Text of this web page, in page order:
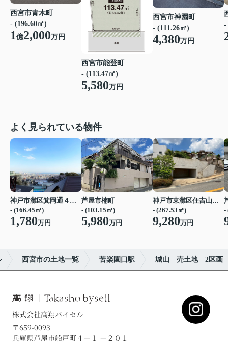
西宮市青木町
- (196.60㎡)
1億2,000万円
西宮市能登町
- (113.47㎡)
5,580万円
西宮市神園町
- (111.26㎡)
4,380万円
-
よく見られている物件
神戸市灘区箕岡通４丁目
- (166.45㎡)
1,780万円
芦屋市楠町
- (103.15㎡)
5,980万円
神戸市東灘区住吉山手４丁目
- (267.53㎡)
9,280万円
-
西宮市の土地一覧 苦楽園口駅 城山 売土地 2区画
株式会社高翔バイセル
〒659-0093
兵庫県芦屋市船戸町４－１ －２０１